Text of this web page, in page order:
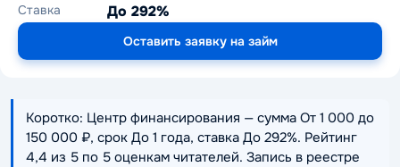
Ставка До 292%
Оставить заявку на займ
Коротко: Центр финансирования — сумма От 1 000 до
150 000 ₽, срок До 1 года, ставка До 292%. Рейтинг
4,4 из 5 по 5 оценкам читателей. Запись в реестре